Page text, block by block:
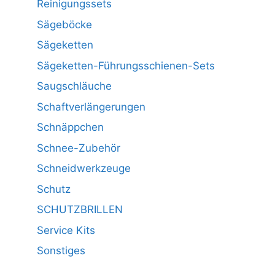
Reinigungssets
Sägeböcke
Sägeketten
Sägeketten-Führungsschienen-Sets
Saugschläuche
Schaftverlängerungen
Schnäppchen
Schnee-Zubehör
Schneidwerkzeuge
Schutz
SCHUTZBRILLEN
Service Kits
Sonstiges